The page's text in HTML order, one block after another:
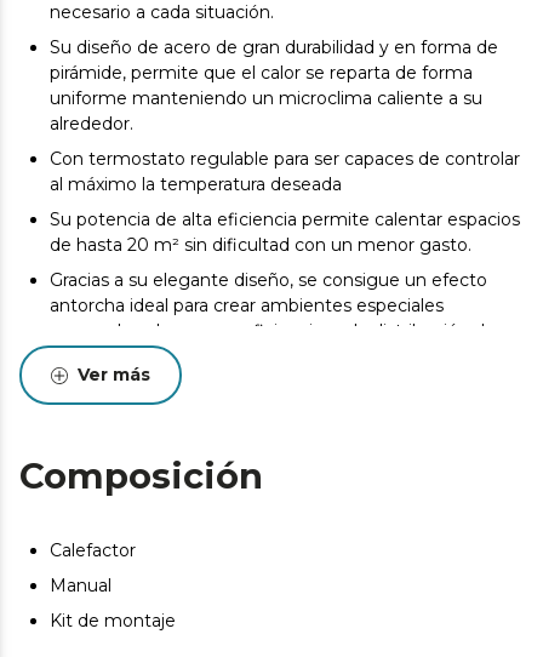
necesario a cada situación.
Su diseño de acero de gran durabilidad y en forma de
pirámide, permite que el calor se reparta de forma
uniforme manteniendo un microclima caliente a su
alrededor.
Con termostato regulable para ser capaces de controlar
al máximo la temperatura deseada
Su potencia de alta eficiencia permite calentar espacios
de hasta 20 m² sin dificultad con un menor gasto.
Gracias a su elegante diseño, se consigue un efecto
antorcha ideal para crear ambientes especiales
aprovechando su gran eficiencia en la distribución de
Gracias a sus dos ruedas integradas, podremos colocar
Este producto no es adecuado para calefacción
primaria. Este producto está indicado únicamente en
Ver más
Composición
Calefactor
Manual
Kit de montaje